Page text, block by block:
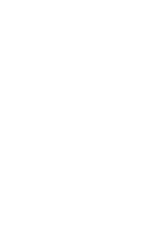
球聯誼賽
: 8/15
與韌性